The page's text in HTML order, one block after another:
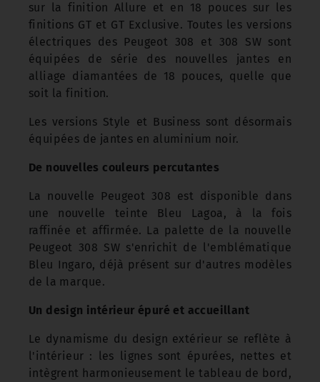
sur la finition Allure et en 18 pouces sur les
finitions GT et GT Exclusive. Toutes les versions
électriques des Peugeot 308 et 308 SW sont
équipées de série des nouvelles jantes en
alliage diamantées de 18 pouces, quelle que
soit la finition.
Les versions Style et Business sont désormais
équipées de jantes en aluminium noir.
De nouvelles couleurs percutantes
La nouvelle Peugeot 308 est disponible dans
une nouvelle teinte Bleu Lagoa, à la fois
raffinée et affirmée. La palette de la nouvelle
Peugeot 308 SW s'enrichit de l'emblématique
Bleu Ingaro, déjà présent sur d'autres modèles
de la marque.
Un design intérieur épuré et accueillant
Le dynamisme du design extérieur se reflète à
l'intérieur : les lignes sont épurées, nettes et
intègrent harmonieusement le tableau de bord,